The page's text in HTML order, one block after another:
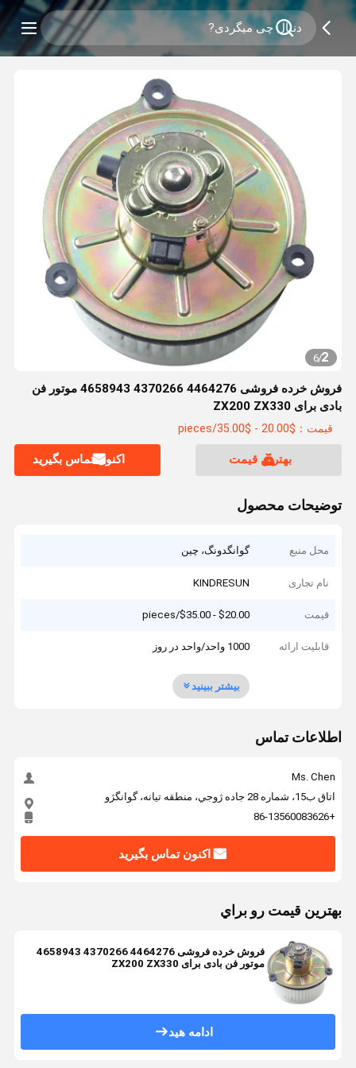
2
/
6
فروش خرده فروشی 4464276 4370266 4658943 موتور فن
بادی برای ZX200 ZX330
قیمت：$20.00 - $35.00/pieces
بهترین قیمت اکنون تماس بگیرید
توضیحات محصول
محل منبع گوانگدونگ، چین
نام تجاری KINDRESUN
قیمت $20.00 - $35.00/pieces
قابلیت ارائه 1000 واحد/واحد در روز
بیشتر ببینید
اطلاعات تماس
Ms. Chen
اتاق ب15، شماره 28 جاده ژوجي، منطقه تيانه، گوانگژو
+86-13560083626
اکنون تماس بگیرید
بهترين قيمت رو براي
فروش خرده فروشی 4464276 4370266 4658943
موتور فن بادی برای ZX200 ZX330
ادامه هید